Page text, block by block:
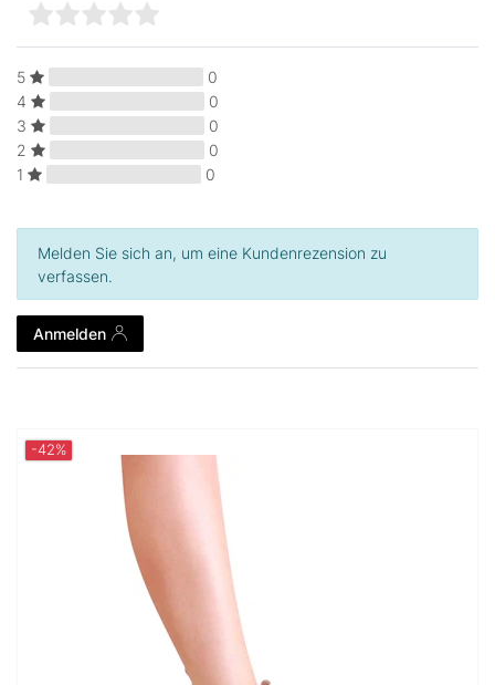
5
0
4
0
3
0
2
0
1
0
Melden Sie sich an, um eine Kundenrezension zu
verfassen.
Anmelden
-42%